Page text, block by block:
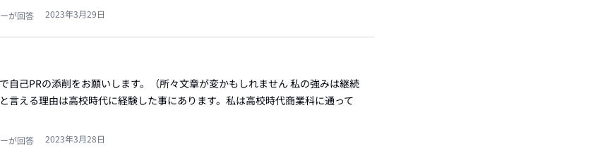
が回答 2023年3月29日
自己PRの添削をお願いします。（所々文章が変かもしれません 私の強みは継続
言える理由は高校時代に経験した事にあります。私は高校時代商業科に通って
が回答 2023年3月28日